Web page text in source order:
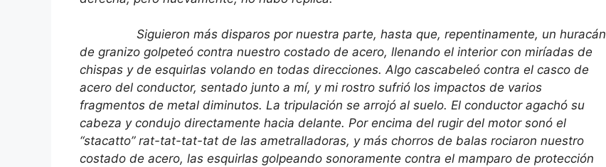
Siguieron más disparos por nuestra parte, hasta que, repentinamente, un huracán
de granizo golpeteó contra nuestro costado de acero, llenando el interior con miríadas de
chispas y de esquirlas volando en todas direcciones. Algo cascabeleó contra el casco de
acero del conductor, sentado junto a mí, y mi rostro sufrió los impactos de varios
fragmentos de metal diminutos. La tripulación se arrojó al suelo. El conductor agachó su
cabeza y condujo directamente hacia delante. Por encima del rugir del motor sonó el
“stacatto” rat-tat-tat-tat de las ametralladoras, y más chorros de balas rociaron nuestro
costado de acero, las esquirlas golpeando sonoramente contra el mamparo de protección